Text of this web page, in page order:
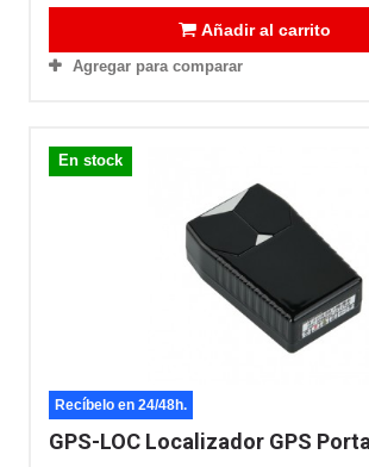
Añadir al carrito
Agregar para comparar
En stock
Recíbelo en 24/48h.
GPS-LOC Localizador GPS